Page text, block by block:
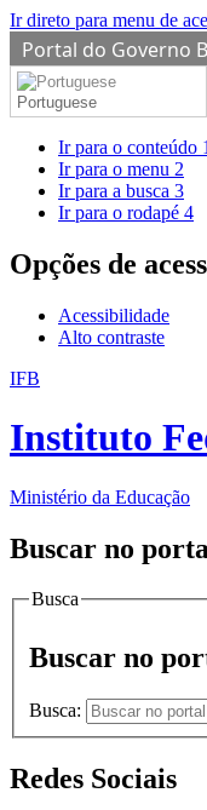
Ir direto para menu de
Portal do Governo
Portuguese
Ir para o conteúdo 1
Ir para o menu 2
Ir para a busca 3
Ir para o rodapé 4
Opções de
Acessibilidade
Alto contraste
IFB
Instituto
Ministério da Educação
Buscar no
Busca
Buscar no
Busca:
Redes Sociais